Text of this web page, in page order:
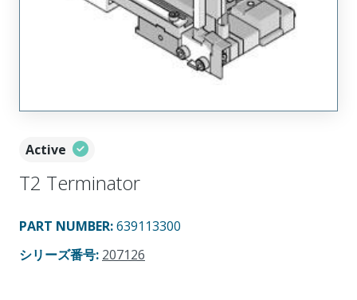
Active
T2 Terminator
PART NUMBER:639113300
シリーズ番号: 207126